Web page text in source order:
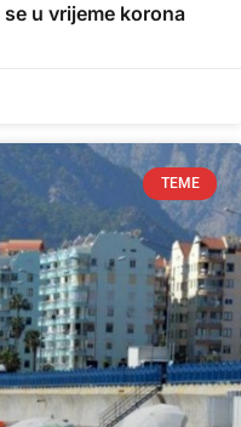
u vrijeme korona
TEME